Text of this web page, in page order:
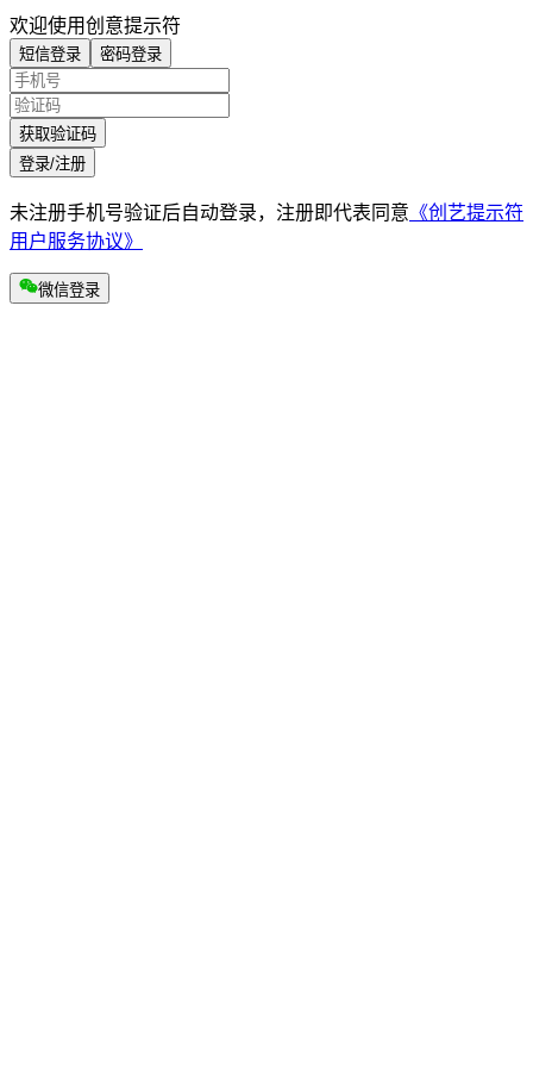
欢迎使用创意提示符
短信登录 密码登录
获取验证码
登录/注册
未注册手机号验证后自动登录，注册即代表同意 《创艺提示符
用户服务协议》
微信登录